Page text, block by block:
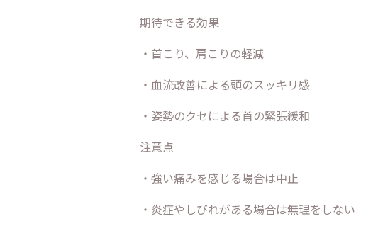
期待できる効果
・首こり、肩こりの軽減
・血流改善による頭のスッキリ感
・姿勢のクセによる首の緊張緩和
注意点
・強い痛みを感じる場合は中止
・炎症やしびれがある場合は無理をしない